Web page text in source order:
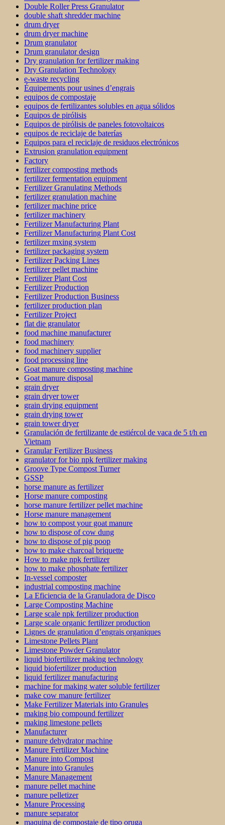
Double Roller Press Granulator
double shaft shredder machine
drum dryer
drum dryer machine
Drum granulator
Drum granulator design
Dry granulation for fertilizer making
Dry Granulation Technology
e-waste recycling
Équipements pour usines d’engrais
equipos de compostaje
equipos de fertilizantes solubles en agua sólidos
Equipos de pirólisis
Equipos de pirólisis de paneles fotovoltaicos
equipos de reciclaje de baterías
Equipos para el reciclaje de residuos electrónicos
Extrusion granulation equipment
Factory
fertilizer composting methods
fertilizer fermentation equipment
Fertilizer Granulating Methods
fertilizer granulation machine
fertilizer machine price
fertilizer machinery
Fertilizer Manufacturing Plant
Fertilizer Manufacturing Plant Cost
fertilizer mxing system
fertilizer packaging system
Fertilizer Packing Lines
fertilizer pellet machine
Fertilizer Plant Cost
Fertilizer Production
Fertilizer Production Business
fertilizer production plan
Fertilizer Project
flat die granulator
food machine manufacturer
food machinery
food machinery supplier
food processing line
Goat manure composting machine
Goat manure disposal
grain dryer
grain dryer tower
grain drying equipment
grain drying tower
grain tower dryer
Granulación de fertilizante de estiércol de vaca de 5 t/h en
Vietnam
Granular Fertilizer Business
granulator for bio npk fertilizer making
Groove Type Compost Turner
GSSP
horse manure as fertilizer
Horse manure composting
horse manure fertilizer pellet machine
Horse manure management
how to compost your goat manure
how to dispose of cow dung
how to dispose of pig poop
how to make charcoal briquette
How to make npk fertilizer
how to make phosphate fertilizer
In-vessel composter
industrial composting machine
La Eficiencia de la Granuladora de Disco
Large Composting Machine
Large scale npk fertilizer production
Large scale organic fertilizer production
Lignes de granulation d’engrais organiques
Limestone Pellets Plant
Limestone Powder Granulator
liquid biofertilizer making technology
liquid biofertilizer production
liquid fertilizer manufacturing
machine for making water soluble fertilizer
make cow manure fertilizer
Make Fertilizer Materials into Granules
making bio compound fertilizer
making limestone pellets
Manufacturer
manure dehydrator machine
Manure Fertilizer Machine
Manure into Compost
Manure into Granules
Manure Management
manure pellet machine
manure pelletizer
Manure Processing
manure separator
maquina de compostaje de tipo oruga